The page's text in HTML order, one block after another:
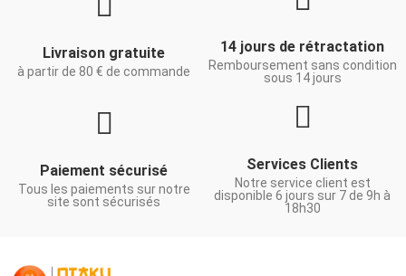
Livraison gratuite
à partir de 80 € de commande
14 jours de rétractation
Remboursement sans condition
sous 14 jours
Paiement sécurisé
Tous les paiements sur notre
site sont sécurisés
Services Clients
Notre service client est
disponible 6 jours sur 7 de 9h à
18h30